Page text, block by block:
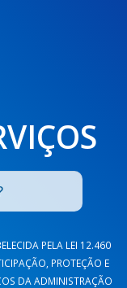
PELA LEI 12.460
PROTEÇÃO E
DA ADMINISTRAÇÃO